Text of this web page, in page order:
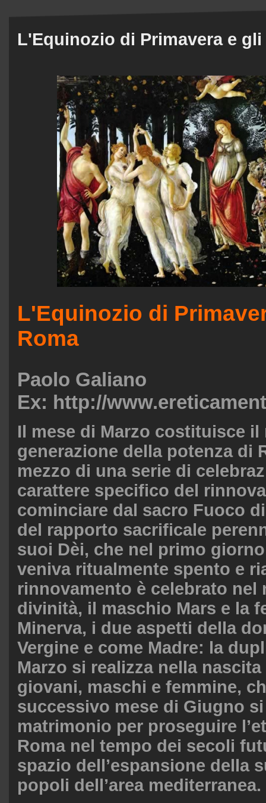
L'Equinozio di Primavera e
L'Equinozio di
Roma
Paolo Galiano
Ex: http://
Il mese di Marzo costituisce
generazione della potenza di
mezzo di una serie di
carattere specifico del
cominciare dal sacro Fuoco
del rapporto sacrificale
suoi Dèi, che nel primo
veniva ritualmente spento e
rinnovamento è celebrato nel
divinità, il maschio Mars e la
Minerva, i due aspetti della
Vergine e come Madre: la
Marzo si realizza nella
giovani, maschi e femmine,
successivo mese di Giugno
matrimonio per proseguire
Roma nel tempo dei secoli
spazio dell’espansione della
popoli dell’area mediterranea.